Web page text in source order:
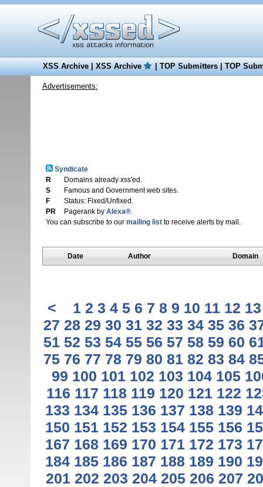
XSS Archive|XSS Archive |TOP Submitters|TOP
Advertisements:
Syndicate
R
Domains already xss'ed.
S
Famous and Government web sites.
F
Status: Fixed/Unfixed.
PR
Pagerank by Alexa®.
You can subscribe to our mailing listto receive alerts by mail.
Date Author Domain
< 1 2 3 4 5 6 7 8 9 10 11 12 13
27 28 29 30 31 32 33 34 35 36
51 52 53 54 55 56 57 58 59 60
75 76 77 78 79 80 81 82 83 84
99 100 101 102 103 104 105
116 117 118 119 120 121 122
133 134 135 136 137 138 139
150 151 152 153 154 155 156
167 168 169 170 171 172 173
184 185 186 187 188 189 190
201 202 203 204 205 206 207